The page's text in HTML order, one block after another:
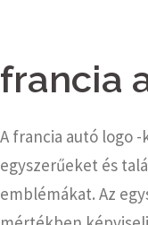
francia
A francia autó logo
egyszerűeket és
emblémákat. Az